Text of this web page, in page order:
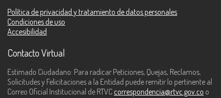
Política de privacidad y tratamiento de datos personales
Condiciones de uso
Accesibilidad
Contacto Virtual
Estimado Ciudadano: Para radicar Peticiones, Quejas, Reclamos,
Solicitudes y Felicitaciones a la Entidad puede remitir lo pertinente al
Correo Oficial Institucional de RTVC correspondencia@rtvc.gov.co o